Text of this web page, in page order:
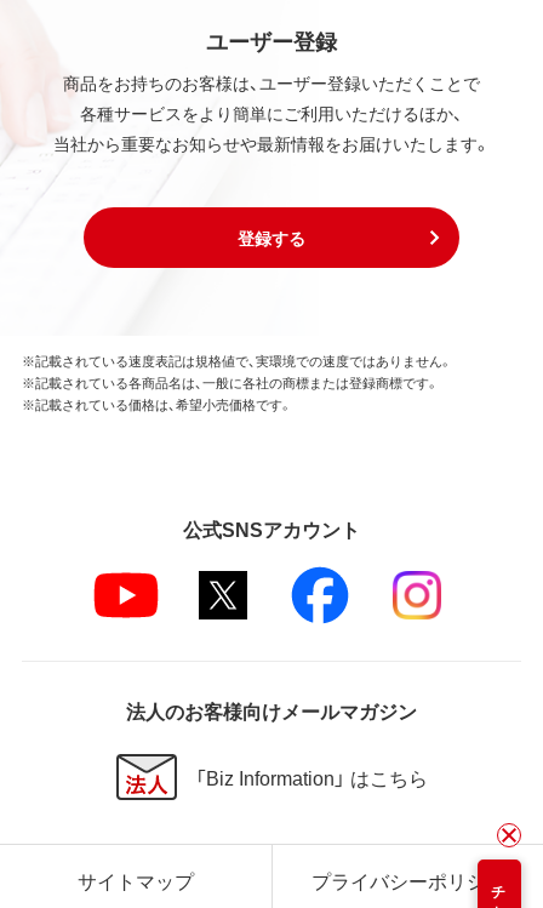
ユーザー登録
商品をお持ちのお客様は、ユーザー登録いただくことで
各種サービスをより簡単にご利用いただけるほか、
当社から重要なお知らせや最新情報をお届けいたします。
登録する
※記載されている速度表記は規格値で、実環境での速度ではありません。
※記載されている各商品名は、一般に各社の商標または登録商標です。
※記載されている価格は、希望小売価格です。
公式SNSアカウント
法人のお客様向けメールマガジン
「Biz Information」 はこちら
サイトマップ プライバシーポリシー